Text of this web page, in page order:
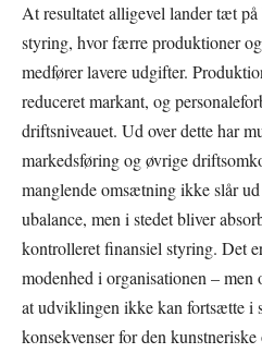
At resultatet alligevel lander tæt
styring, hvor færre produktioner
medfører lavere udgifter.
reduceret markant, og
driftsniveauet. Ud over dette har
markedsføring og øvrige
manglende omsætning ikke slår
ubalance, men i stedet bliver
kontrolleret finansiel styring. Det
modenhed i organisationen –
at udviklingen ikke kan fortsætte i
konsekvenser for den